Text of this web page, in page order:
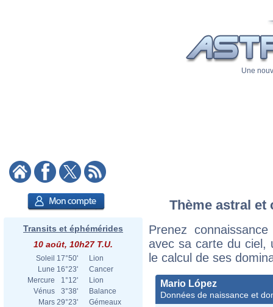
Une
Transits et éphémérides
10 août, 10h27 T.U.
Soleil 17°50'
Lion
Lune 16°23'
Cancer
Mercure
1°12'
Lion
Vénus
3°38'
Balance
Mars 29°23'
Gémeaux
Thème astral et
Prenez
avec sa carte du ciel,
le calcul de ses
Mario López
Données de naissance et